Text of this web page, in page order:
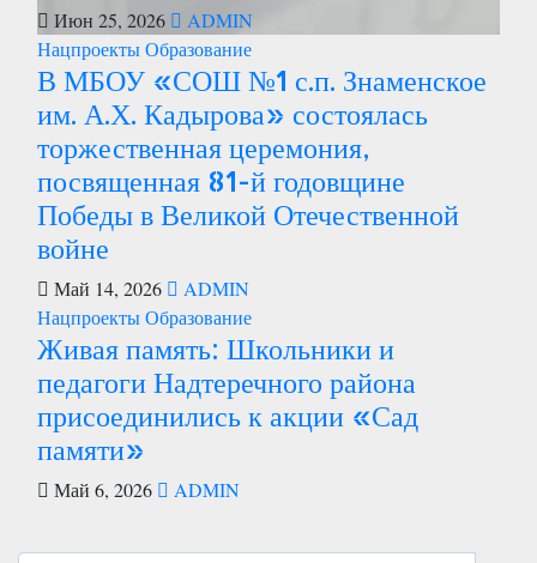
Июн 25, 2026
ADMIN
НацпроектыОбразование
В МБОУ «СОШ №1 с.п. Знаменское
им. А.Х. Кадырова» состоялась
торжественная церемония,
посвященная 81-й годовщине
Победы в Великой Отечественной
войне
Май 14, 2026
ADMIN
НацпроектыОбразование
Живая память: Школьники и
педагоги Надтеречного района
присоединились к акции «Сад
памяти»
Май 6, 2026 ADMIN